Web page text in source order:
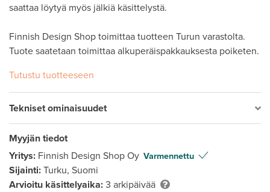
saattaa löytyä myös jälkiä käsittelystä.
Finnish Design Shop toimittaa tuotteen Turun varastolta.
Tutustu tuotteeseen
Tekniset ominaisuudet
Myyjän tiedot
Yritys: Finnish Design Shop Oy Varmennettu
Sijainti: Turku, Suomi
Arvioitu käsittelyaika: 3 arkipäivää